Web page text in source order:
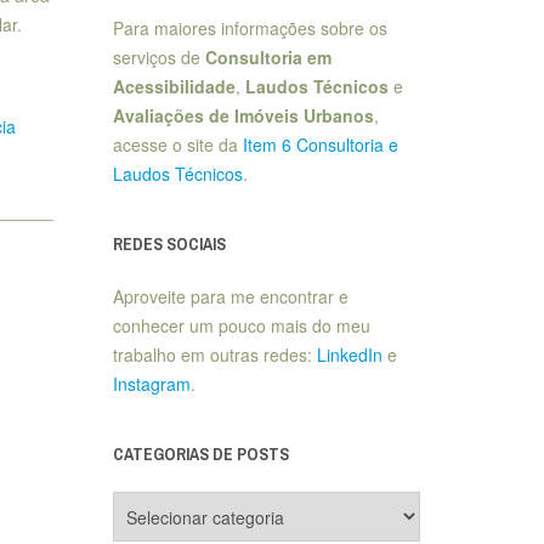
Para maiores informações sobre os
serviços de Consultoria em
Acessibilidade, Laudos Técnicose
Avaliações de Imóveis Urbanos,
acesse o site da Item 6 Consultoria e
Laudos Técnicos.
REDES SOCIAIS
Aproveite para me encontrar e
conhecer um pouco mais do meu
trabalho em outras redes: LinkedIn e
Instagram.
CATEGORIAS DE POSTS
de